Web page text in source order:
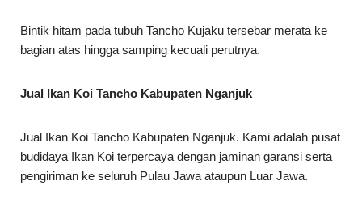
Bintik hitam pada tubuh Tancho Kujaku tersebar merata ke
bagian atas hingga samping kecuali perutnya.
Jual Ikan Koi Tancho Kabupaten Nganjuk
Jual Ikan Koi Tancho Kabupaten Nganjuk. Kami adalah pusat
budidaya Ikan Koi terpercaya dengan jaminan garansi serta
pengiriman ke seluruh Pulau Jawa ataupun Luar Jawa.